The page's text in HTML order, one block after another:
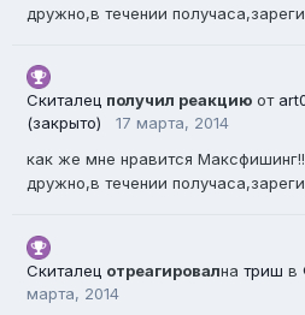
дружно,в течении
Скиталец получил реакцию от
(закрыто)
17 марта, 2014
как же мне нравится
дружно,в течении
Скиталец отреагировална триш в
марта, 2014